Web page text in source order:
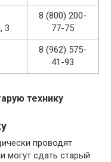
3
8 (800) 200-
77-75
8 (962) 575-
41-93
технику
проводят
могут сдать старый